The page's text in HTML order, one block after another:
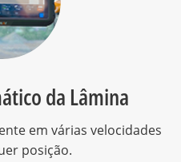
da Lâmina
em várias velocidades
posição.